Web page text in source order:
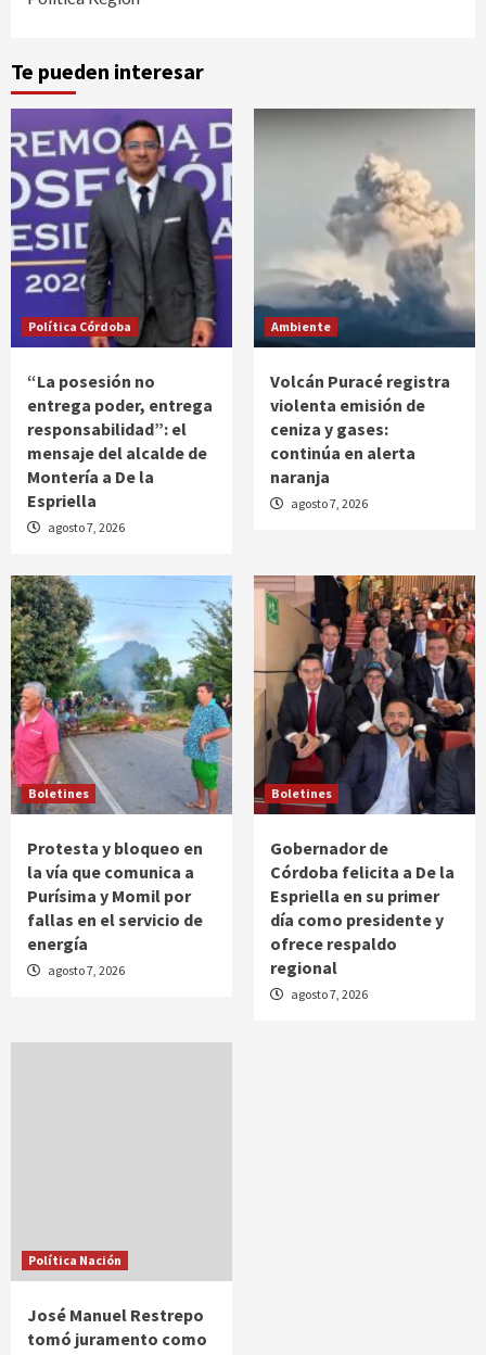
Te pueden interesar
Política Córdoba
“La posesión no
entrega poder, entrega
responsabilidad”: el
mensaje del alcalde de
Montería a De la
Espriella
agosto 7, 2026
Ambiente
Volcán Puracé registra
violenta emisión de
ceniza y gases:
continúa en alerta
naranja
agosto 7, 2026
Boletines
Protesta y bloqueo en
la vía que comunica a
Purísima y Momil por
fallas en el servicio de
energía
agosto 7, 2026
Boletines
Gobernador de
Córdoba felicita a De la
Espriella en su primer
día como presidente y
ofrece respaldo
regional
agosto 7, 2026
Política Nación
José Manuel Restrepo
tomó juramento como